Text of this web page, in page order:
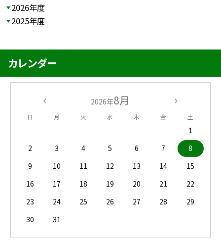
2026年度
2025年度
カレンダー
2026年8月
日 月 火 水 木 金 土
1
2
3 4 5 6 7
8
9
10 11 12 13 14
15
16
17 18 19 20 21
22
23
24 25 26 27 28
29
30
31